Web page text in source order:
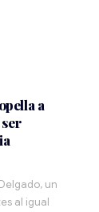
a
un
al igual